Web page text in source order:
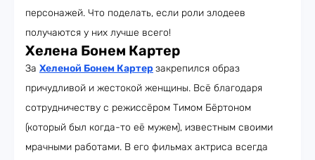
персонажей. Что поделать, если роли злодеев
получаются у них лучше всего!
Хелена Бонем Картер
За Хеленой Бонем Картер закрепился образ
причудливой и жестокой женщины. Всё благодаря
сотрудничеству с режиссёром Тимом Бёртоном
(который был когда-то её мужем), известным своими
мрачными работами. В его фильмах актриса всегда